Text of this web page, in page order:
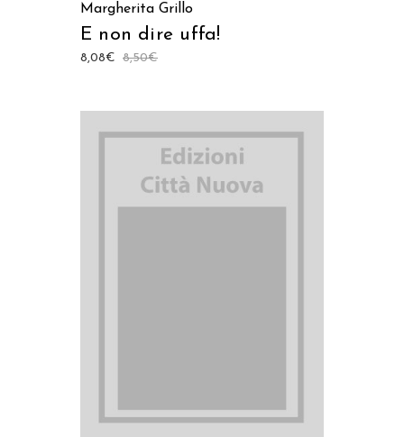
Margherita Grillo
E non dire uffa!
8,50€
8,08€